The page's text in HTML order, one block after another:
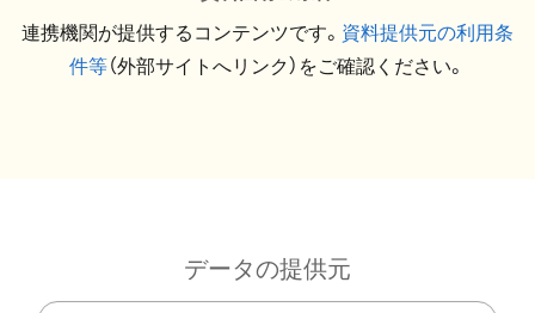
連携機関が提供するコンテンツです。 資料提供元の利用条
件等（外部サイトへリンク）をご確認ください。
データの提供元